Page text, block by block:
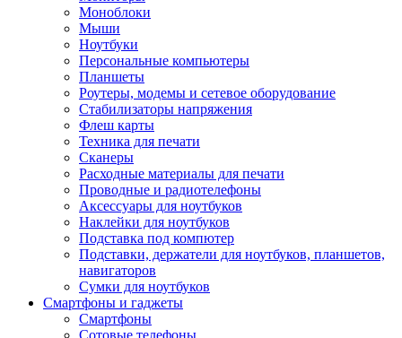
Моноблоки
Мыши
Ноутбуки
Персональные компьютеры
Планшеты
Роутеры, модемы и сетевое оборудование
Стабилизаторы напряжения
Флеш карты
Техника для печати
Сканеры
Расходные материалы для печати
Проводные и радиотелефоны
Аксессуары для ноутбуков
Наклейки для ноутбуков
Подставка под компютер
Подставки, держатели для ноутбуков, планшетов,
навигаторов
Сумки для ноутбуков
Смартфоны и гаджеты
Смартфоны
Сотовые телефоны